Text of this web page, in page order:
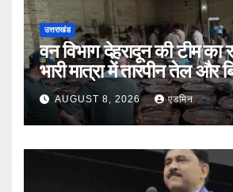
उत्तराखंड
वन विभाग देहरादून की टीम का
भारी मात्रा में तारपीन तेल और
AUGUST 8, 2026 एडमिन